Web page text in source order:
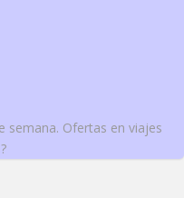
semana. Ofertas en viajes